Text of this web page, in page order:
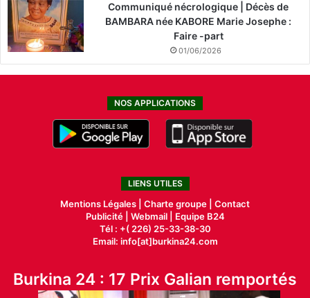
Communiqué nécrologique | Décès de
BAMBARA née KABORE Marie Josephe :
Faire -part
01/06/2026
NOS APPLICATIONS
LIENS UTILES
Mentions Légales | Charte groupe | Contact
Publicité| Webmail |
Equipe B24
Tél : +( 226) 25-33-38-30
Email: info[at]burkina24.com
Burkina 24 : 17 Prix Galian remportés